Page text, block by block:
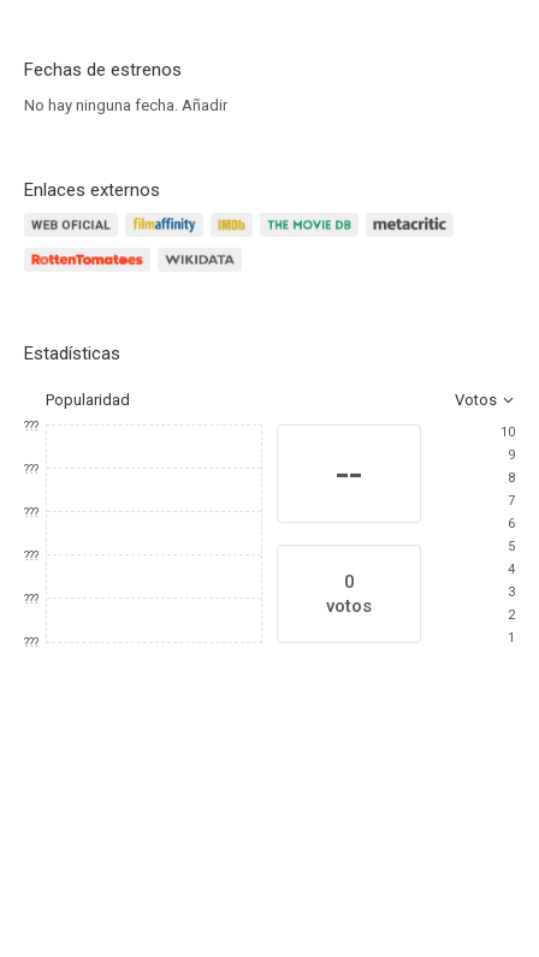
Fechas de estrenos
No hay ninguna fecha. Añadir
Enlaces externos
Estadísticas
Popularidad Votos
???
???
???
???
???
???
--
0
votos
10
9
8
7
6
5
4
3
2
1